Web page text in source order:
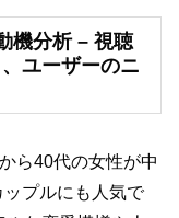
機分析 – 視聴
ユーザーのニ
ら40代の女性が中
プルにも人気で